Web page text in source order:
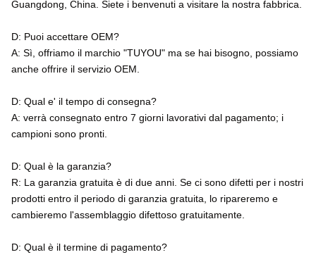
Guangdong, China. Siete i benvenuti a visitare la nostra fabbrica.
D: Puoi accettare OEM?
A: Sì, offriamo il marchio "TUYOU" ma se hai bisogno, possiamo
anche offrire il servizio OEM.
D: Qual e' il tempo di consegna?
A: verrà consegnato entro 7 giorni lavorativi dal pagamento; i
campioni sono pronti.
D: Qual è la garanzia?
R: La garanzia gratuita è di due anni. Se ci sono difetti per i nostri
prodotti entro il periodo di garanzia gratuita, lo ripareremo e
cambieremo l'assemblaggio difettoso gratuitamente.
D: Qual è il termine di pagamento?